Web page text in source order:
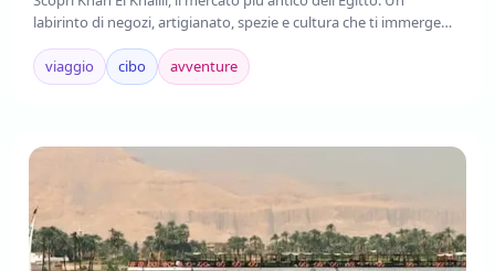
labirinto di negozi, artigianato, spezie e cultura che ti immerge
nell'autenticità cairota. Leggi!
viaggio
cibo avventure